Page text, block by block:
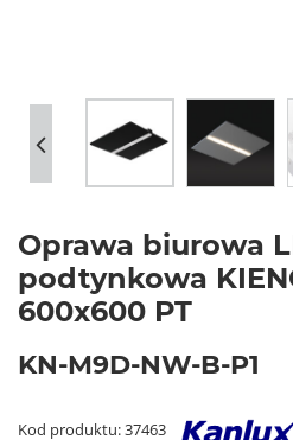
Oprawa biurowa
podtynkowa
600x600 PT
KN-M9D-NW-B-P1
Kod produktu: 37463